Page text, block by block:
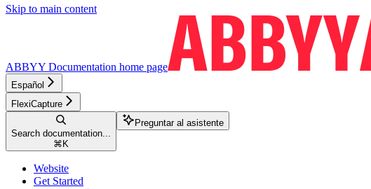
Skip to main content
ABBYY Documentation home page
Español
FlexiCapture
Search documentation...
⌘ K
Preguntar al asistente
Website
Get Started